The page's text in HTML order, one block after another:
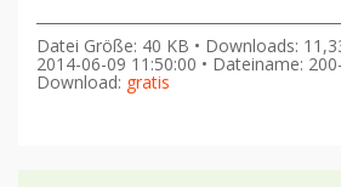
Datei Größe: 40 KB • Downloads:
2014-06-09 11:50:00 • Dateiname:
Download: gratis